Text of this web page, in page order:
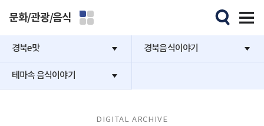
문화/관광/음식
경북e맛 경북음식이야기
테마속 음식이야기
DIGITAL ARCHIVE